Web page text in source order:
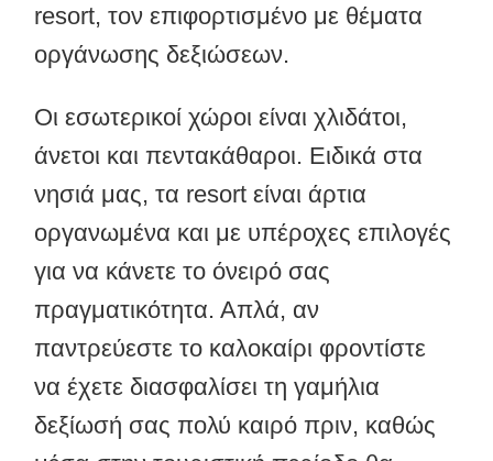
resort, τον επιφορτισμένο με θέματα
οργάνωσης δεξιώσεων.
Οι εσωτερικοί χώροι είναι χλιδάτοι,
άνετοι και πεντακάθαροι. Ειδικά στα
νησιά μας, τα resort είναι άρτια
οργανωμένα και με υπέροχες επιλογές
για να κάνετε το όνειρό σας
πραγματικότητα. Απλά, αν
παντρεύεστε το καλοκαίρι φροντίστε
να έχετε διασφαλίσει τη γαμήλια
δεξίωσή σας πολύ καιρό πριν, καθώς